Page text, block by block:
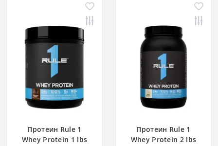
Протеин Rule 1
Whey Protein 1 lbs
Протеин Rule 1
Whey Protein 2 lbs